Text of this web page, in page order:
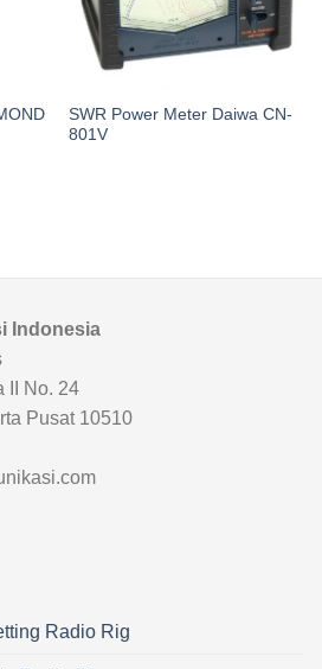
SWR Power Meter Daiwa CN-
801V
Indonesia
II No. 24
Pusat 10510
Radio Rig